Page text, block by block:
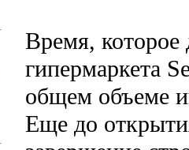
Время, которое
гипермаркета
общем объеме
Еще до